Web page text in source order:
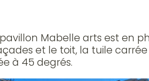
Mabelle arts est en
et le toit, la tuile
à 45 degrés.